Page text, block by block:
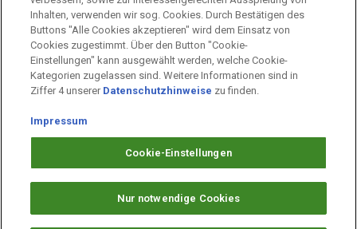
Mehr zu PAYBACK
Impressum
Arbeiten bei PAYBACK
Datenschutz
Inhalten, verwenden wir sog. Cookies. Durch Bestätigen des
Buttons "Alle Cookies akzeptieren" wird dem Einsatz von
Cookies zugestimmt. Über den Button "Cookie-
Einstellungen" kann ausgewählt werden, welche Cookie-
Kategorien zugelassen sind. Weitere Informationen sind in
Ziffer 4 unserer Datenschutzhinweise zu finden.
Impressum
Cookie-Einstellungen
Nur notwendige Cookies